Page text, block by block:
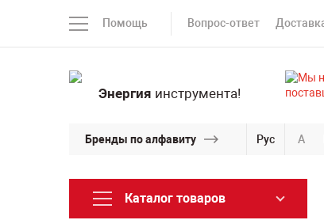
Помощь Вопрос-ответ
Энергия инструмента!
Бренды по алфавиту Рус A
Каталог товаров